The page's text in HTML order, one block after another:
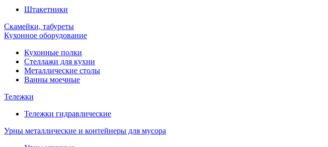
Штакетники
Скамейки, табуреты
Кухонное оборудование
Кухонные полки
Стеллажи для кухни
Металлические столы
Ванны моечные
Тележки
Тележки гидравлические
Урны металлические и контейнеры для мусора